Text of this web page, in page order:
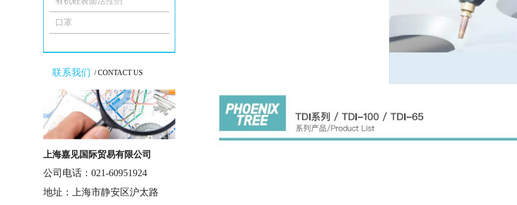
口罩
联系我们 / CONTACT US
上海嘉见国际贸易有限公司
公司电话：021-60951924
地址：上海市静安区沪太路